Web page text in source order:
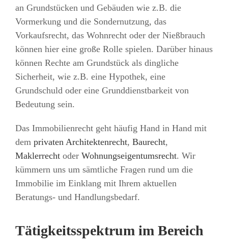
an Grundstücken und Gebäuden wie z.B. die
Vormerkung und die Sondernutzung, das
Vorkaufsrecht, das Wohnrecht oder der Nießbrauch
können hier eine große Rolle spielen. Darüber hinaus
können Rechte am Grundstück als dingliche
Sicherheit, wie z.B. eine Hypothek, eine
Grundschuld oder eine Grunddienstbarkeit von
Bedeutung sein.
Das Immobilienrecht geht häufig Hand in Hand mit
dem privaten Architektenrecht, Baurecht,
Maklerrecht oder Wohnungseigentumsrecht. Wir
kümmern uns um sämtliche Fragen rund um die
Immobilie im Einklang mit Ihrem aktuellen
Beratungs- und Handlungsbedarf.
Tätigkeitsspektrum im Bereich